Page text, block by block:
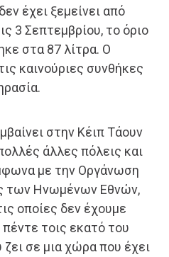
έχει ξεμείνει από
3 Σεπτεμβρίου, το όριο
στα 87 λίτρα. Ο
καινούριες συνθήκες
στην Κέιπ Τάουν
άλλες πόλεις και
με την Οργάνωση
των Ηνωμένων Εθνών,
οποίες δεν έχουμε
πέντε τοις εκατό του
σε μια χώρα που έχει